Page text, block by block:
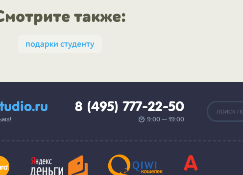
также:
подарки студенту
8 (495) 777-22-50
9:00 — 19:00